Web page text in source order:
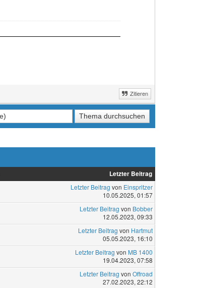
Zitieren
Letzter Beitrag
Letzter Beitrag von Einspritzer
10.05.2025, 01:57
Letzter Beitrag von Bobber
12.05.2023, 09:33
Letzter Beitrag von Hartmut
05.05.2023, 16:10
Letzter Beitrag von MB 1400
19.04.2023, 07:58
Letzter Beitrag von Offroad
27.02.2023, 22:12